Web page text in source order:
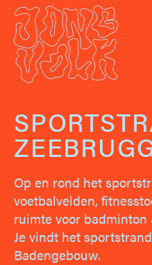
Op en rond het
voetbalvelden,
ruimte voor
Je vindt het
Badengebouw.